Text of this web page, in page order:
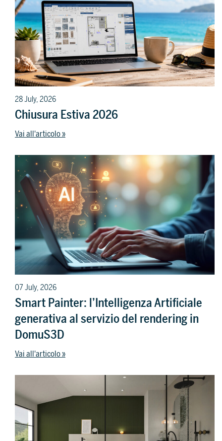
28 July, 2026
Chiusura Estiva 2026
Vai all'articolo »
07 July, 2026
Smart Painter: l’Intelligenza Artificiale
generativa al servizio del rendering in
DomuS3D
Vai all'articolo »